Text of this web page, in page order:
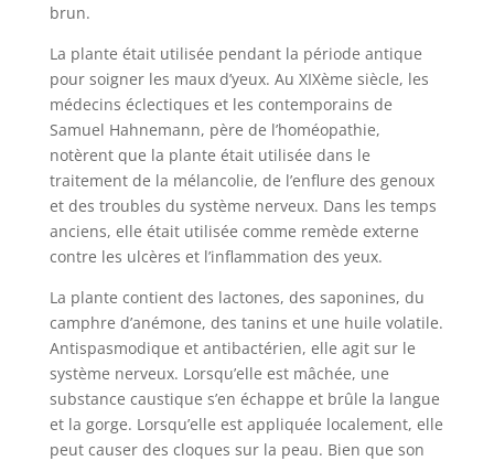
brun.
La plante était utilisée pendant la période antique
pour soigner les maux d’yeux. Au XIXème siècle, les
médecins éclectiques et les contemporains de
Samuel Hahnemann, père de l’homéopathie,
notèrent que la plante était utilisée dans le
traitement de la mélancolie, de l’enflure des genoux
et des troubles du système nerveux. Dans les temps
anciens, elle était utilisée comme remède externe
contre les ulcères et l’inflammation des yeux.
La plante contient des lactones, des saponines, du
camphre d’anémone, des tanins et une huile volatile.
Antispasmodique et antibactérien, elle agit sur le
système nerveux. Lorsqu’elle est mâchée, une
substance caustique s’en échappe et brûle la langue
et la gorge. Lorsqu’elle est appliquée localement, elle
peut causer des cloques sur la peau. Bien que son